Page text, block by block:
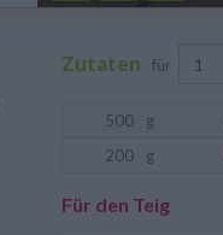
Zutaten für
500 g
200
g
Für den Teig